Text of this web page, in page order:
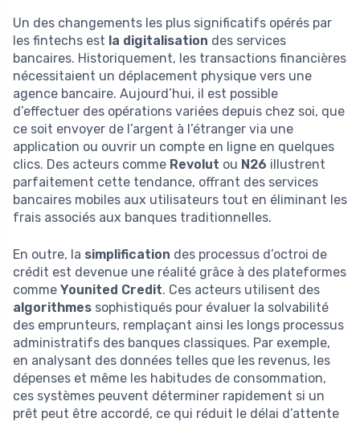
Un des changements les plus significatifs opérés par
les fintechs est la digitalisation des services
bancaires. Historiquement, les transactions financières
nécessitaient un déplacement physique vers une
agence bancaire. Aujourd’hui, il est possible
d’effectuer des opérations variées depuis chez soi, que
ce soit envoyer de l’argent à l’étranger via une
application ou ouvrir un compte en ligne en quelques
clics. Des acteurs comme Revolut ou N26 illustrent
parfaitement cette tendance, offrant des services
bancaires mobiles aux utilisateurs tout en éliminant les
frais associés aux banques traditionnelles.
En outre, la simplification des processus d’octroi de
crédit est devenue une réalité grâce à des plateformes
comme Younited Credit. Ces acteurs utilisent des
algorithmes sophistiqués pour évaluer la solvabilité
des emprunteurs, remplaçant ainsi les longs processus
administratifs des banques classiques. Par exemple,
en analysant des données telles que les revenus, les
dépenses et même les habitudes de consommation,
ces systèmes peuvent déterminer rapidement si un
prêt peut être accordé, ce qui réduit le délai d’attente